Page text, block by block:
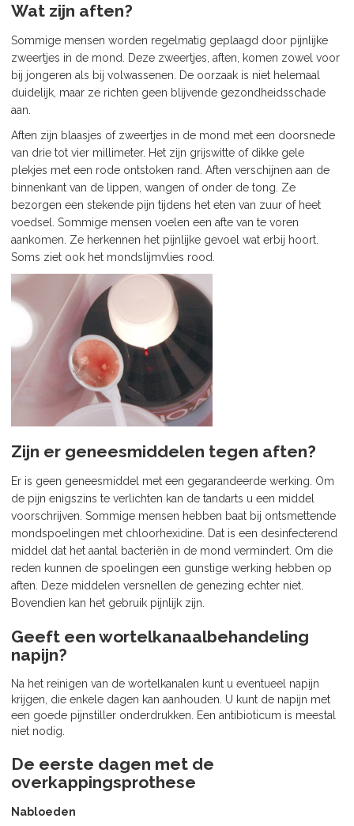
Wat zijn aften?
Sommige mensen worden regelmatig geplaagd door pijnlijke
zweertjes in de mond. Deze zweertjes, aften, komen zowel voor
bij jongeren als bij volwassenen. De oorzaak is niet helemaal
duidelijk, maar ze richten geen blijvende gezondheidsschade
aan.
Aften zijn blaasjes of zweertjes in de mond met een doorsnede
van drie tot vier millimeter. Het zijn grijswitte of dikke gele
plekjes met een rode ontstoken rand. Aften verschijnen aan de
binnenkant van de lippen, wangen of onder de tong. Ze
bezorgen een stekende pijn tijdens het eten van zuur of heet
voedsel. Sommige mensen voelen een afte van te voren
aankomen. Ze herkennen het pijnlijke gevoel wat erbij hoort.
Soms ziet ook het mondslijmvlies rood.
Zijn er geneesmiddelen tegen aften?
Er is geen geneesmiddel met een gegarandeerde werking. Om
de pijn enigszins te verlichten kan de tandarts u een middel
voorschrijven. Sommige mensen hebben baat bij ontsmettende
mondspoelingen met chloorhexidine. Dat is een desinfecterend
middel dat het aantal bacteriën in de mond vermindert. Om die
reden kunnen de spoelingen een gunstige werking hebben op
aften. Deze middelen versnellen de genezing echter niet.
Bovendien kan het gebruik pijnlijk zijn.
Geeft een wortelkanaalbehandeling
napijn?
Na het reinigen van de wortelkanalen kunt u eventueel napijn
krijgen, die enkele dagen kan aanhouden. U kunt de napijn met
een goede pijnstiller onderdrukken. Een antibioticum is meestal
niet nodig.
De eerste dagen met de
overkappingsprothese
Nabloeden